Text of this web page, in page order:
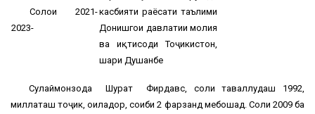
Солҳои 2021-
2023-
касбияти раёсати таълими
Донишгоҳи давлатии молия
ва иқтисоди Тоҷикистон,
шаҳри Душанбе
Сулаймонзода Шуҳрат Фирдавс, соли таваллудаш 1992,
миллаташ тоҷик, оиладор, соҳиби 2 фарзанд мебошад. Соли 2009 ба